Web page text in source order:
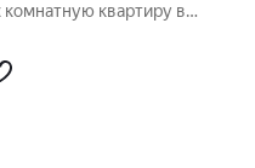
квартиру в
Планировка: комнаты